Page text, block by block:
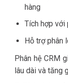
hàng
Tích hợp với
Hỗ trợ phân
Phân hệ CRM
lâu dài và tăng